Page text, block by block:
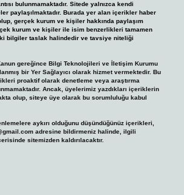
bulunmamaktadır. Sitede yalnızca kendi
paylaşılmaktadır. Burada yer alan içerikler haber
gerçek kurum ve kişiler hakkında paylaşım
kurum ve kişiler ile isim benzerlikleri tamamen
bilgiler taslak halindedir ve tavsiye niteliği
gereğince Bilgi Teknolojileri ve İletişim Kurumu
bir Yer Sağlayıcı olarak hizmet vermektedir. Bu
proaktif olarak denetleme veya araştırma
Ancak, üyelerimiz yazdıkları içeriklerin
olup, siteye üye olarak bu sorumluluğu kabul
aykırı olduğunu düşündüğünüz içerikleri,
adresine bildirmeniz halinde, ilgili
sitemizden kaldırılacaktır.